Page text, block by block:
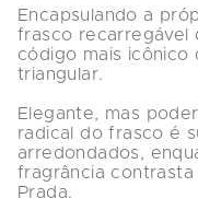
Encapsulando a
frasco recarregável
código mais icônico
triangular.
Elegante, mas
radical do frasco é
arredondados,
fragrância
Prada.